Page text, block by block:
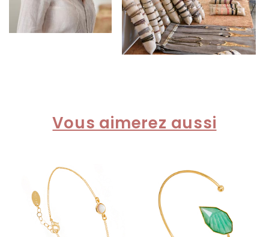
Vous aimerez aussi